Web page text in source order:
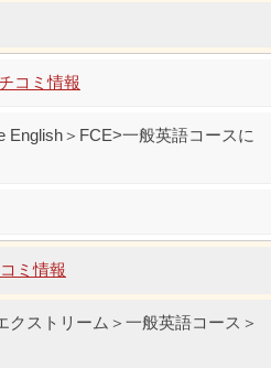
コミ情報
English＞FCE>一般英語コースに
ミ情報
クストリーム＞一般英語コース＞